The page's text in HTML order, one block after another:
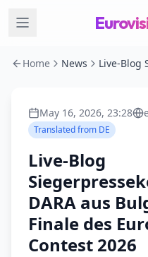
Home News
May 16, 2026, 23:28
Translated from DE
Live-Blog
DARA aus
Finale des
Contest 2026